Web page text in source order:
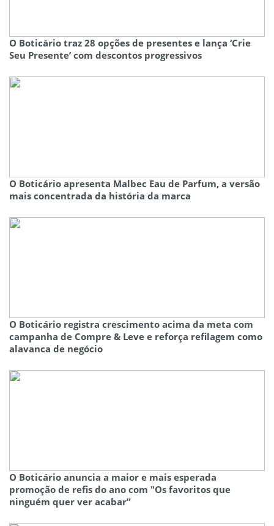
O Boticário traz 28 opções de presentes e lança ‘Crie
Seu Presente’ com descontos progressivos
O Boticário apresenta Malbec Eau de Parfum, a versão
mais concentrada da história da marca
O Boticário registra crescimento acima da meta com
campanha de Compre & Leve e reforça refilagem como
alavanca de negócio
O Boticário anuncia a maior e mais esperada
promoção de refis do ano com "Os favoritos que
ninguém quer ver acabar”